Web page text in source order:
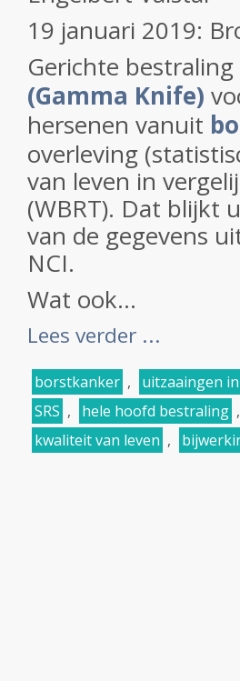
19 januari 2019:
Gerichte bestraling
(Gamma Knife)
hersenen vanuit
overleving
van leven in
(WBRT). Dat blijkt
van de gegevens
NCI.
Wat ook...
Lees verder ...
borstkanker , uitzaaingen
SRS , hele hoofd bestraling ,
kwaliteit van leven ,